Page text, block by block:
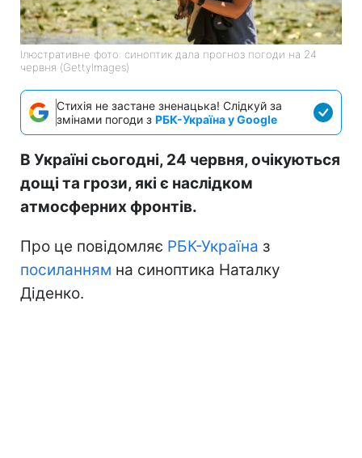
Ілюстративне фото: синоптик дала прогноз погоди на 24
червня (GettyImages)
Стихія не застане зненацька! Слідкуй за
змінами погоди з РБК-Україна у Google
В Україні сьогодні, 24 червня, очікуються
дощі та грози, які є наслідком
атмосферних фронтів.
Про це повідомляє РБК-Україна з
посиланням на синоптика Наталку
Діденко.